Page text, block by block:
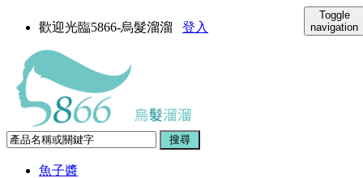
歡迎光臨5866-烏髮溜溜 登入
Toggle
navigation
魚子醬